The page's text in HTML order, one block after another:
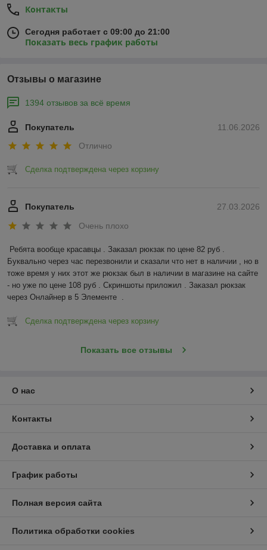
Контакты
Сегодня работает с 09:00 до 21:00
Показать весь график работы
Отзывы о магазине
1394 отзывов за всё время
11.06.2026
Покупатель
Отлично
Сделка подтверждена через корзину
27.03.2026
Покупатель
Очень плохо
Ребята вообще красавцы . Заказал рюкзак по цене 82 руб .
Буквально через час перезвонили и сказали что нет в наличии , но в
тоже время у них этот же рюкзак был в наличии в магазине на сайте
- но уже по цене 108 руб . Скриншоты приложил . Заказал рюкзак
через Онлайнер в 5 Элементе  .
Сделка подтверждена через корзину
Показать все отзывы
О нас
Контакты
Доставка и оплата
График работы
Полная версия сайта
Политика обработки cookies